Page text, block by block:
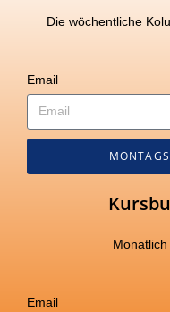
Die wöchentliche
Email
Email